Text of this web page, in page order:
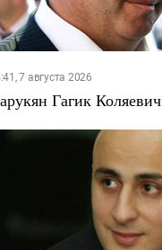
7 августа 2026
Гагик Коляевич